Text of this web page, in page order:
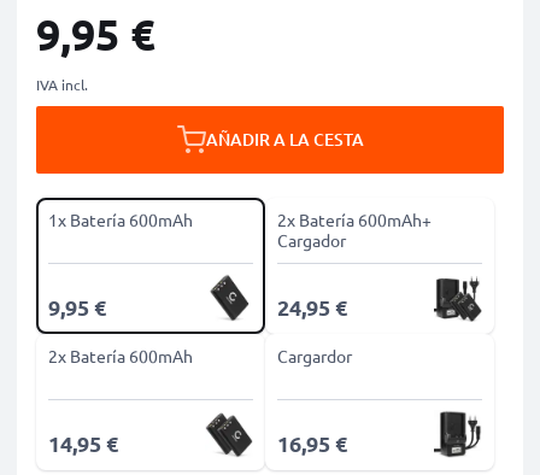
9,95 €
IVA incl.
AÑADIR A LA CESTA
1x Batería 600mAh
9,95 €
2x Batería 600mAh+
Cargador
24,95 €
2x Batería 600mAh
14,95 €
Cargardor
16,95 €